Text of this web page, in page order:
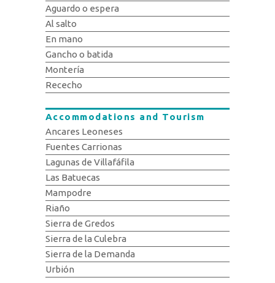
Aguardo o espera
Al salto
En mano
Gancho o batida
Montería
Rececho
Accommodations and Tourism
Ancares Leoneses
Fuentes Carrionas
Lagunas de Villafáfila
Las Batuecas
Mampodre
Riaño
Sierra de Gredos
Sierra de la Culebra
Sierra de la Demanda
Urbión